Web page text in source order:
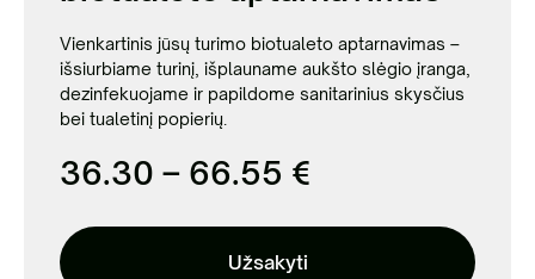
Vienkartinis jūsų turimo biotualeto aptarnavimas –
išsiurbiame turinį, išplauname aukšto slėgio įranga,
dezinfekuojame ir papildome sanitarinius skysčius
bei tualetinį popierių.
36.30 – 66.55 €
Užsakyti